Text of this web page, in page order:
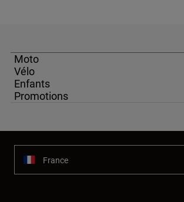
Moto
Vélo
Enfants
Promotions
France